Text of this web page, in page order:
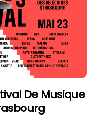
De Musique